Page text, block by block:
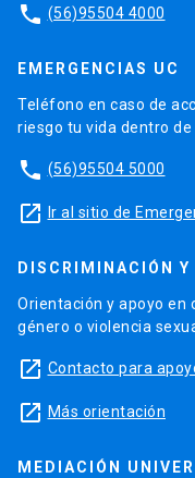
phone (56)95504 4000
EMERGENCIAS UC
Teléfono en caso de
riesgo tu vida dentro
phone (56)95504 5000
launch Ir al sitio de
DISCRIMINACIÓN
Orientación y apoyo en
género o violencia
launch Contacto para
launch Más orientación
MEDIACIÓN